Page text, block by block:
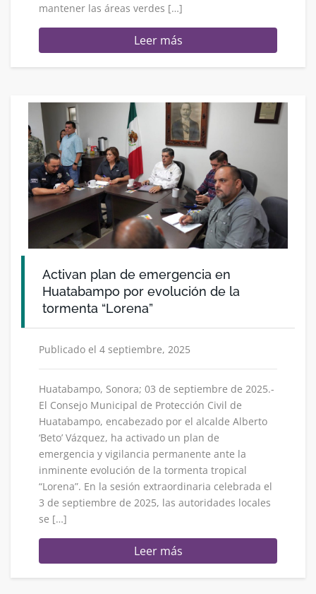
mantener las áreas verdes […]
Leer más
Activan plan de emergencia en
Huatabampo por evolución de la
tormenta “Lorena”
Publicado el 4 septiembre, 2025
Huatabampo, Sonora; 03 de septiembre de 2025.-
El Consejo Municipal de Protección Civil de
Huatabampo, encabezado por el alcalde Alberto
‘Beto’ Vázquez, ha activado un plan de
emergencia y vigilancia permanente ante la
inminente evolución de la tormenta tropical
“Lorena”. En la sesión extraordinaria celebrada el
3 de septiembre de 2025, las autoridades locales
se […]
Leer más